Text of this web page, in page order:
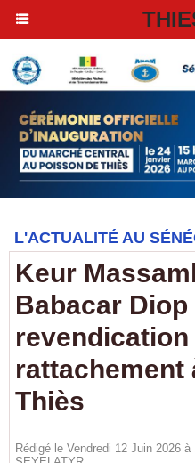
L'ACTUALITÉ AU
Keur
Babacar
revendication
rattachement
Thiès
Rédigé le Vendredi 12 Juin 2026